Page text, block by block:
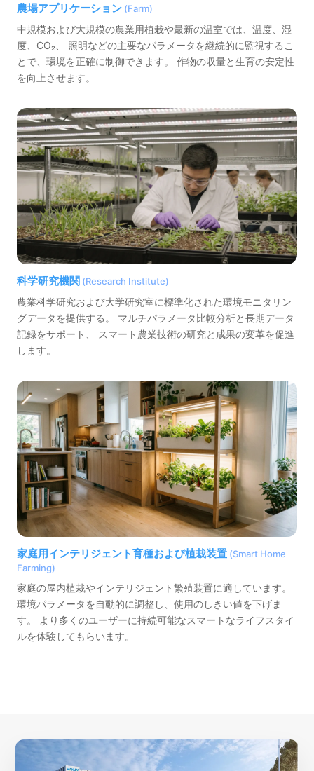
農場アプリケーション (Farm)
中規模および大規模の農業用植栽や最新の温室では、温度、湿
度、CO₂、 照明などの主要なパラメータを継続的に監視するこ
とで、環境を正確に制御できます。 作物の収量と生育の安定性
を向上させます。
科学研究機関 (Research Institute)
農業科学研究および大学研究室に標準化された環境モニタリン
グデータを提供する。 マルチパラメータ比較分析と長期データ
記録をサポート、 スマート農業技術の研究と成果の変革を促進
します。
家庭用インテリジェント育種および植栽装置 (Smart Home
Farming)
家庭の屋内植栽やインテリジェント繁殖装置に適しています。
環境パラメータを自動的に調整し、使用のしきい値を下げま
す。 より多くのユーザーに持続可能なスマートなライフスタイ
ルを体験してもらいます。